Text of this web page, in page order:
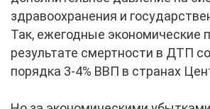
здравоохранения и
Так, ежегодные экономические
результате смертности в ДТП
порядка 3-4% ВВП в странах